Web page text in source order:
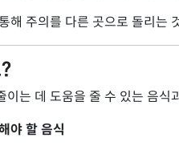
해 주의를 다른 곳으로 돌리는
는 데 도움을 줄 수 있는 음
야 할 음식